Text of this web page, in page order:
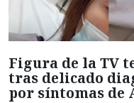
Figura de la TV
tras delicado
por síntomas de